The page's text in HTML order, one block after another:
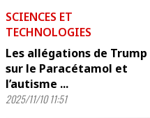
SCIENCES ET
TECHNOLOGIES
Les allégations de Trump
sur le Paracétamol et
l’autisme ...
2025/11/10 11:51